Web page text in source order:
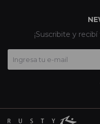
¡Suscribite y